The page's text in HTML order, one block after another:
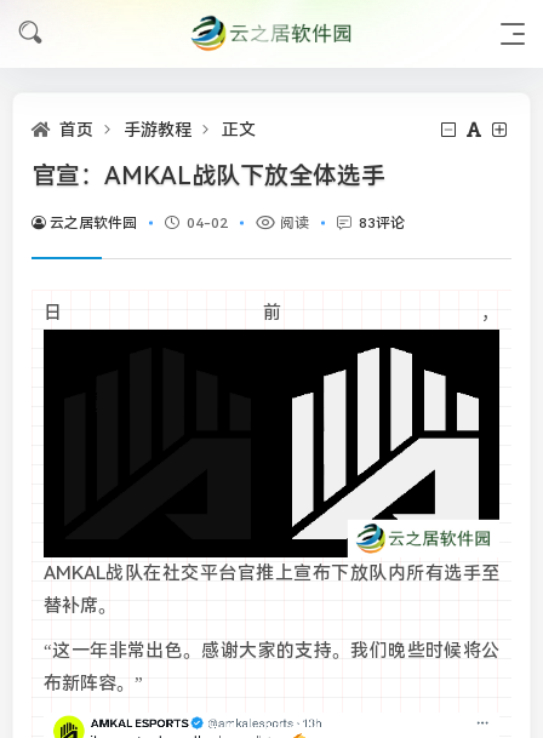
首页 手游教程 正文
官宣：AMKAL战队下放全体选手
云之居软件园 04-02 阅读 83评论
日前，
AMKAL战队在社交平台官推上宣布下放队内所有选手至
替补席。
“这一年非常出色。感谢大家的支持。我们晚些时候将公
布新阵容。”